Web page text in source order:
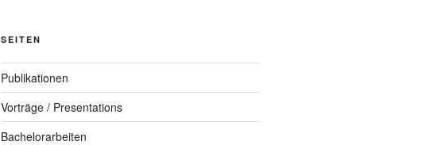
SEITEN
Publikationen
Vorträge / Presentations
Bachelorarbeiten